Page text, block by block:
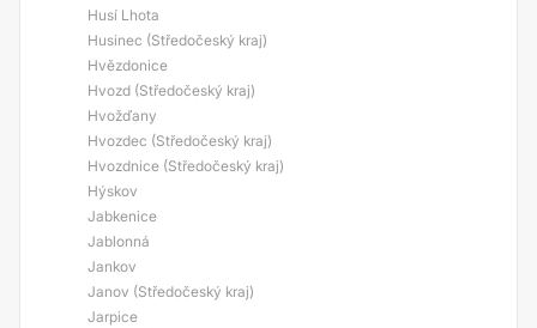
Husí Lhota
Husinec (Středočeský kraj)
Hvězdonice
Hvozd (Středočeský kraj)
Hvožďany
Hvozdec (Středočeský kraj)
Hvozdnice (Středočeský kraj)
Hýskov
Jabkenice
Jablonná
Jankov
Janov (Středočeský kraj)
Jarpice